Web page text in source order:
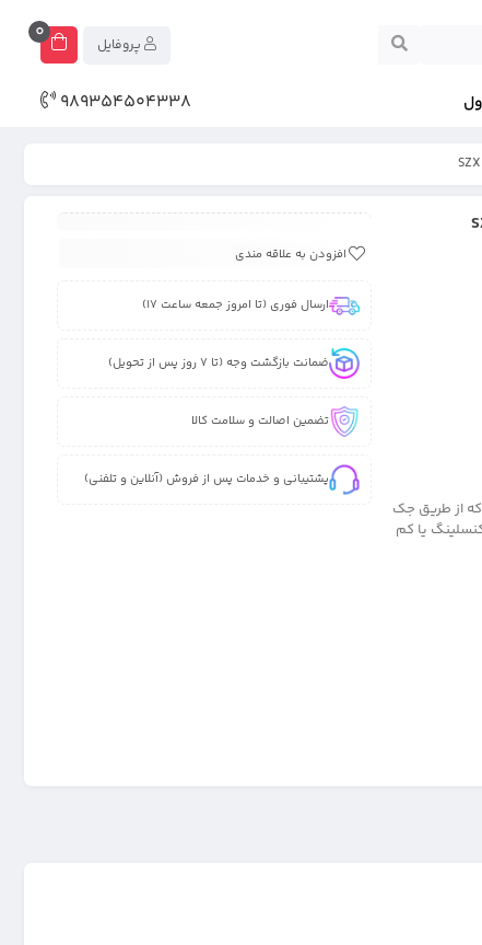
0
989354504338
هندزفری سیمی مکالمه دار با قدرت صدای Stereo مدل اس زد ایکس SZX SF189 که از طریق جک
یا کم
افزودن به علاقه مندی
ارسال فوری (تا امروز جمعه ساعت 17)
ضمانت بازگشت وجه (تا 7 روز پس از تحویل)
تضمین اصالت و سلامت کالا
پشتیبانی و خدمات پس از فروش (آنلاین و تلفنی)